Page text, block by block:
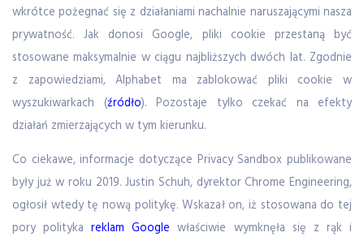
wkrótce pożegnać się z działaniami nachalnie naruszającymi nasza
prywatność. Jak donosi Google, pliki cookie przestaną być
stosowane maksymalnie w ciągu najbliższych dwóch lat. Zgodnie
z zapowiedziami, Alphabet ma zablokować pliki cookie w
wyszukiwarkach (źródło). Pozostaje tylko czekać na efekty
działań zmierzających w tym kierunku.
Co ciekawe, informacje dotyczące Privacy Sandbox publikowane
były już w roku 2019. Justin Schuh, dyrektor Chrome Engineering,
ogłosił wtedy tę nową politykę. Wskazał on, iż stosowana do tej
pory politykareklam Google właściwie wymknęła się z rąk i